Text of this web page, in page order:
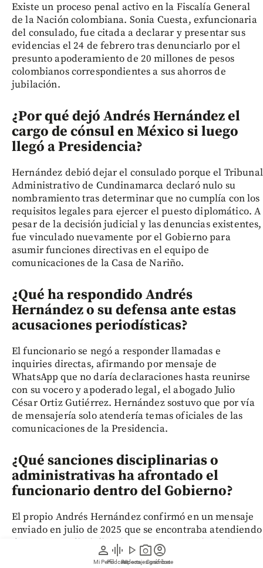
person
Mi Perfil
graphic_eq
Pódcast
play_arrow
Videos
photo_camera
Reportajes gráficos
account_circle
Suscríbete
Existe un proceso penal activo en la Fiscalía General
de la Nación colombiana. Sonia Cuesta, exfuncionaria
del consulado, fue citada a declarar y presentar sus
evidencias el 24 de febrero tras denunciarlo por el
presunto apoderamiento de 20 millones de pesos
colombianos correspondientes a sus ahorros de
jubilación.
¿Por qué dejó Andrés Hernández el
cargo de cónsul en México si luego
llegó a Presidencia?
Hernández debió dejar el consulado porque el Tribunal
Administrativo de Cundinamarca declaró nulo su
nombramiento tras determinar que no cumplía con los
requisitos legales para ejercer el puesto diplomático. A
pesar de la decisión judicial y las denuncias existentes,
fue vinculado nuevamente por el Gobierno para
asumir funciones directivas en el equipo de
comunicaciones de la Casa de Nariño.
¿Qué ha respondido Andrés
Hernández o su defensa ante estas
acusaciones periodísticas?
El funcionario se negó a responder llamadas e
inquiries directas, afirmando por mensaje de
WhatsApp que no daría declaraciones hasta reunirse
con su vocero y apoderado legal, el abogado Julio
César Ortiz Gutiérrez. Hernández sostuvo que por vía
de mensajería solo atendería temas oficiales de las
comunicaciones de la Presidencia.
¿Qué sanciones disciplinarias o
administrativas ha afrontado el
funcionario dentro del Gobierno?
El propio Andrés Hernández confirmó en un mensaje
enviado en julio de 2025 que se encontraba atendiendo
dos procesos disciplinarios en su contra. Sin embargo,
el gobierno no detalla cuáles autoridades u organismos